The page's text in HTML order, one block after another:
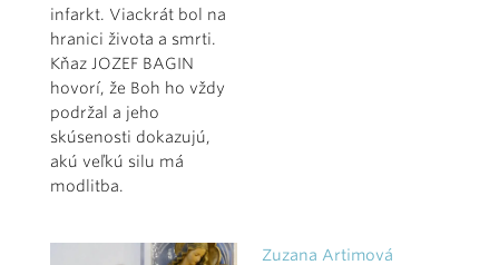
infarkt. Viackrát bol na
hranici života a smrti.
Kňaz JOZEF BAGIN
hovorí, že Boh ho vždy
podržal a jeho
skúsenosti dokazujú,
akú veľkú silu má
modlitba.
Zuzana Artimová